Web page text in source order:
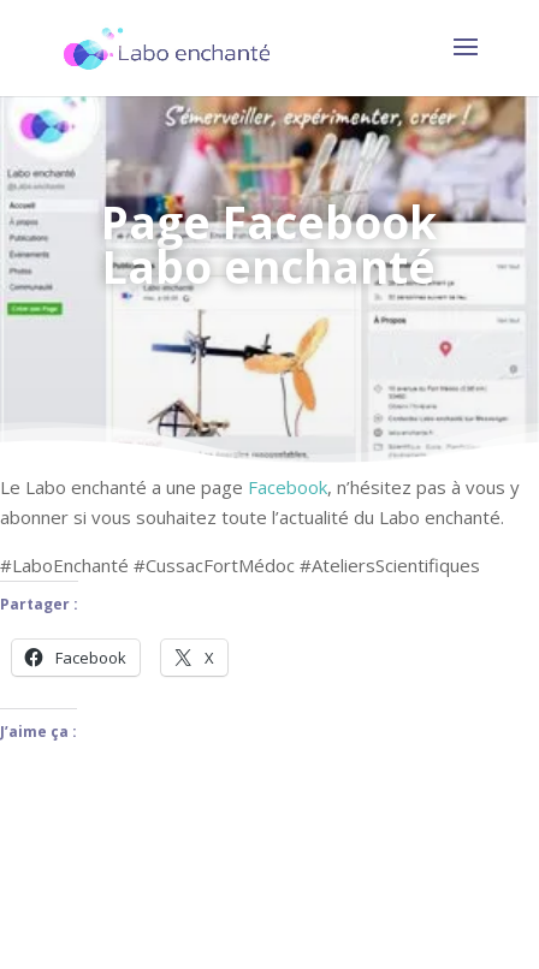
Page Facebook
Labo enchanté
Le Labo enchanté a une page Facebook, n’hésitez pas à vous y
abonner si vous souhaitez toute l’actualité du Labo enchanté.
#LaboEnchanté #CussacFortMédoc #AteliersScientifiques
Partager :
Facebook X
J’aime ça :